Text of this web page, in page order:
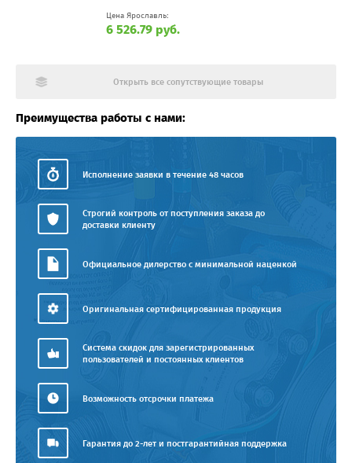
Цена Ярославль:
6 526.79 руб.
Открыть все сопутствующие товары
Преимущества работы с нами:
Исполнение заявки в течение 48 часов
Строгий контроль от поступления заказа до
доставки клиенту
Официальное дилерство с минимальной наценкой
Оригинальная сертифицированная продукция
Система скидок для зарегистрированных
пользователей и постоянных клиентов
Возможность отсрочки платежа
Гарантия до 2-лет и постгарантийная поддержка